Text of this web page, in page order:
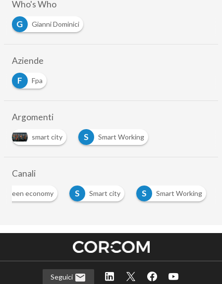
Who's Who
G
Gianni Dominici
Aziende
F
Fpa
Argomenti
smart city S
Smart Working
Canali
Green economy S Smart city S
Smart Working
Seguici